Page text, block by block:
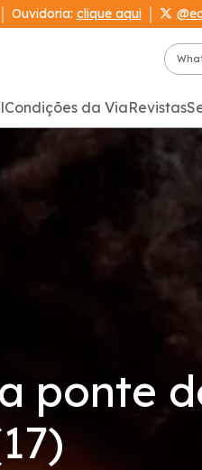
Ouvidoria: clique aqui
Condições da ViaRevistas
ponte